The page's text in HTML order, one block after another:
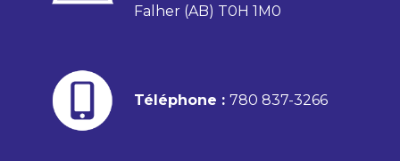
Falher (AB) T0H 1M0
Téléphone : 780 837-3266